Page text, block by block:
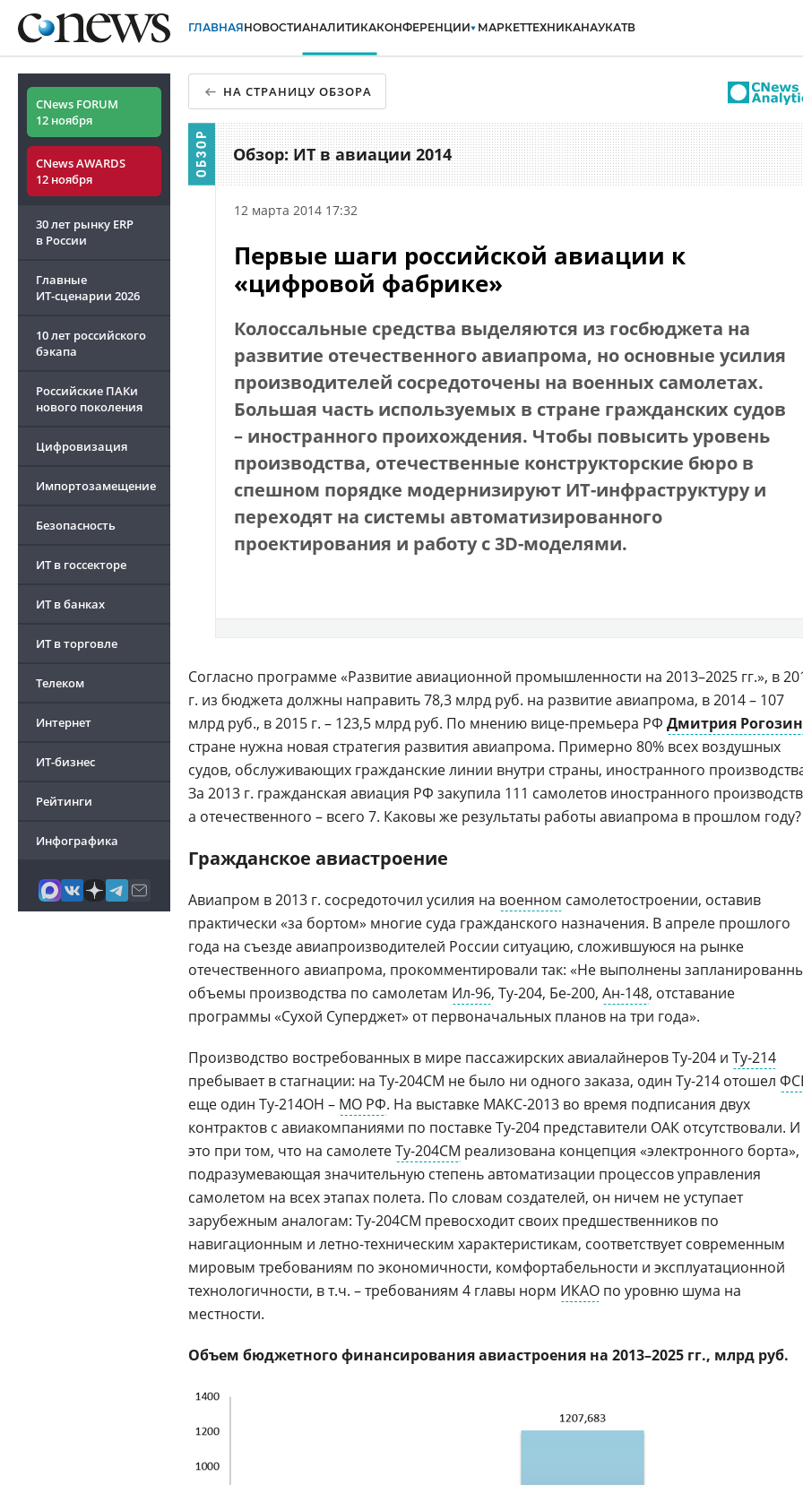
ГЛАВНАЯНОВОСТИАНАЛИТИКАКОНФЕРЕНЦИИ МАРКЕТТЕХНИКАНАУКАТВ
CNews FORUM
12 ноября
CNews AWARDS
12 ноября
30 лет рынку ERP
в России
Главные
ИТ-сценарии 2026
10 лет российского
бэкапа
Российские ПАКи
нового поколения
Цифровизация
Импортозамещение
Безопасность
ИТ в госсекторе
ИТ в банках
ИТ в торговле
Телеком
Интернет
ИТ-бизнес
Рейтинги
Инфографика
НА СТРАНИЦУ ОБЗОРА
Обзор: ИТ в авиации 2014
12 марта 2014 17:32
Первые шаги российской авиации к
«цифровой фабрике»
Колоссальные средства выделяются из госбюджета на
развитие отечественного авиапрома, но основные усилия
производителей сосредоточены на военных самолетах.
Большая часть используемых в стране гражданских судов
– иностранного проихождения. Чтобы повысить уровень
производства, отечественные конструкторские бюро в
спешном порядке модернизируют ИТ-инфраструктуру и
переходят на системы автоматизированного
проектирования и работу с 3D-моделями.
Согласно программе «Развитие авиационной промышленности на 2013–2025 гг.», в
г. из бюджета должны направить 78,3 млрд руб. на развитие авиапрома, в 2014 – 107
млрд руб., в 2015 г. – 123,5 млрд руб. По мнению вице-премьера РФ Дмитрия
стране нужна новая стратегия развития авиапрома. Примерно 80% всех воздушных
судов, обслуживающих гражданские линии внутри страны, иностранного
За 2013 г. гражданская авиация РФ закупила 111 самолетов иностранного
а отечественного – всего 7. Каковы же результаты работы авиапрома в прошлом году?
Гражданское авиастроение
Авиапром в 2013 г. сосредоточил усилия на военном самолетостроении, оставив
практически «за бортом» многие суда гражданского назначения. В апреле прошлого
года на съезде авиапроизводителей России ситуацию, сложившуюся на рынке
отечественного авиапрома, прокомментировали так: «Не выполнены
объемы производства по самолетам Ил-96, Ту-204, Бе-200, Ан-148, отставание
программы «Сухой Суперджет» от первоначальных планов на три года».
Производство востребованных в мире пассажирских авиалайнеров Ту-204 и Ту-214
пребывает в стагнации: на Ту-204СМ не было ни одного заказа, один Ту-214 отошел
еще один Ту-214ОН – МО РФ. На выставке МАКС-2013 во время подписания двух
контрактов с авиакомпаниями по поставке Ту-204 представители ОАК отсутствовали. И
это при том, что на самолетеТу-204СМ реализована концепция «электронного борта»,
подразумевающая значительную степень автоматизации процессов управления
самолетом на всех этапах полета. По словам создателей, он ничем не уступает
зарубежным аналогам: Ту-204СМ превосходит своих предшественников по
навигационным и летно-техническим характеристикам, соответствует современным
мировым требованиям по экономичности, комфортабельности и эксплуатационной
технологичности, в т.ч. – требованиям 4 главы норм ИКАО по уровню шума на
местности.
Объем бюджетного финансирования авиастроения на 2013–2025 гг., млрд руб.